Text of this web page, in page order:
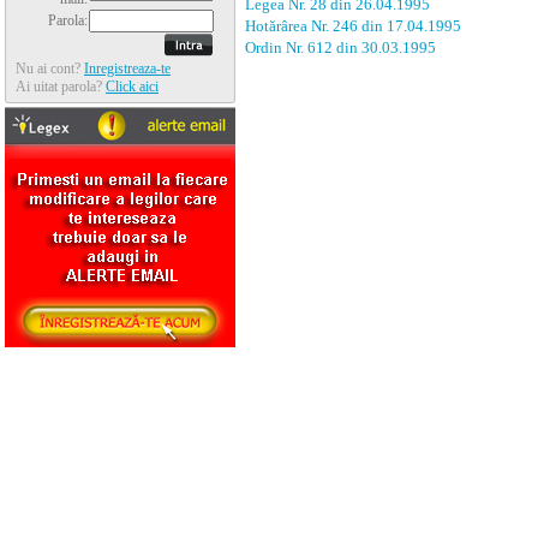
Parola:
Nu ai cont? Inregistreaza-te
Ai uitat parola? Click aici
Legea Nr. 28 din 26.04.1995
Hotărârea Nr. 246 din 17.04.1995
Ordin Nr. 612 din 30.03.1995